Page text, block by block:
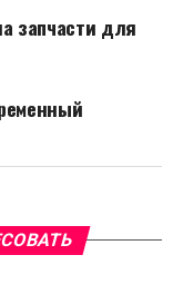
запчасти для